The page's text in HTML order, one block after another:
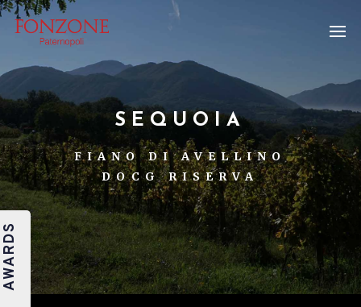
SEQUOIA
FIANO DI AVELLINO
DOCG RISERVA
AWARDS